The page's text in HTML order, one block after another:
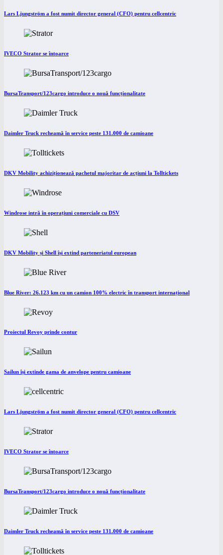
Lars Ljungström a fost numit director general (CFO) pentru cellcentric
IVECO Strator se întoarce
BursaTransport/123cargo introduce o nouă funcționalitate
Daimler Truck recheamă în service peste 131.000 de camioane
DKV Mobility achiziționează pachetul majoritar de acțiuni la Tolltickets
Windrose intră în operațiuni comerciale cu DSV
DKV Mobility și Shell își extind parteneriatul european
Blue River: 26.123 km cu un camion 100% electric în transport internațional
Proiectul Revoy prinde contur
Sailun își extinde gama de anvelope pentru camioane
Lars Ljungström a fost numit director general (CFO) pentru cellcentric
IVECO Strator se întoarce
BursaTransport/123cargo introduce o nouă funcționalitate
Daimler Truck recheamă în service peste 131.000 de camioane